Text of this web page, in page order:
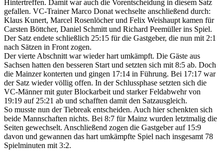
Hintertreffen. Damit war auch die Vorentscheidung in diesem Satz
gefallen. VC-Trainer Marco Donat wechselte anschließend durch:
Klaus Kunert, Marcel Rosenlöcher und Felix Weishaupt kamen für
Carsten Böttcher, Daniel Schmitt und Richard Peemüller ins Spiel.
Der Satz endete schließlich 25:15 für die Gastgeber, die nun mit 2:1
nach Sätzen in Front zogen.
Der vierte Abschnitt war wieder hart umkämpft. Die Gäste aus
Sachsen hatten den besseren Start und setzten sich mit 8:5 ab. Doch
die Mainzer konterten und gingen 17:14 in Führung. Bei 17:17 war
der Satz wieder völlig offen. In der Schlussphase setzten sich die
VC-Männer mit guter Blockarbeit und starker Feldabwehr von
19:19 auf 25:21 ab und schafften damit den Satzausgleich.
So musste nun der Tiebreak entscheiden. Auch hier schenkten sich
beide Mannschaften nichts. Bei 8:7 für Mainz wurden letztmalig die
Seiten gewechselt. Anschließend zogen die Gastgeber auf 15:9
davon und gewannen das hart umkämpfte Spiel nach insgesamt 78
Spielminuten mit 3:2.